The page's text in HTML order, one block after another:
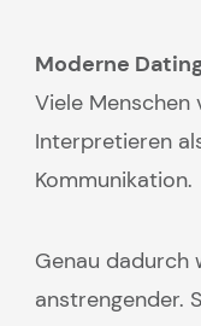
Moderne
Viele
Interpretieren
Kommunikation.
Genau dadurch
anstrengender.